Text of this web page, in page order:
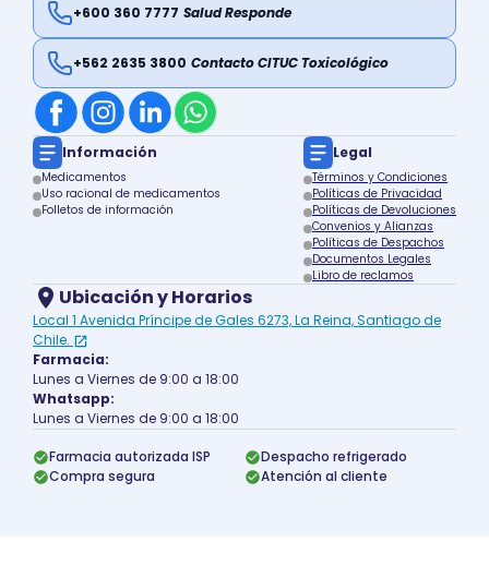
+600 360 7777 Salud Responde
+562 2635 3800 Contacto CITUC Toxicológico
Información
Medicamentos
Uso racional de medicamentos
Folletos de información
Legal
Términos y Condiciones
Políticas de Privacidad
Políticas de Devoluciones
Convenios y Alianzas
Políticas de Despachos
Documentos Legales
Libro de reclamos
Ubicación y Horarios
Local 1 Avenida Príncipe de Gales 6273, La Reina, Santiago de
Chile.
Farmacia:
Lunes a Viernes de 9:00 a 18:00
Whatsapp:
Lunes a Viernes de 9:00 a 18:00
Farmacia autorizada ISP
Despacho refrigerado
Compra segura
Atención al cliente